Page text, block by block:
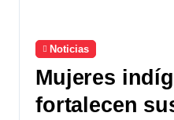
Noticias
Mujeres
fortalecen